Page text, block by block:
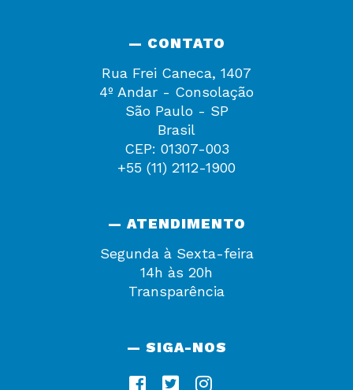
— CONTATO
Rua Frei Caneca, 1407
4º Andar - Consolação
São Paulo - SP
Brasil
CEP: 01307-003
+55 (11) 2112-1900
— ATENDIMENTO
Segunda à Sexta-feira
14h às 20h
Transparência
— SIGA-NOS